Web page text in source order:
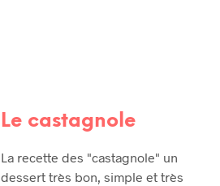
Le castagnole
La recette des "castagnole" un
dessert très bon, simple et très